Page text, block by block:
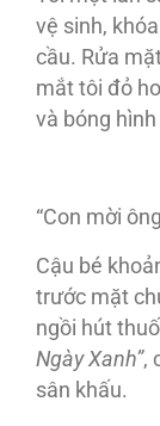
vệ sinh,
cầu. Rửa
mắt tôi đỏ
và bóng
“Con mời
Cậu bé
trước mặt
ngồi hút
Ngày Xanh”,
sân khấu.